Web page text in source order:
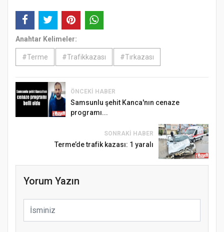
Anahtar Kelimeler:
#Terme #Trafikkazası #Tırkazası
ÖNCEKI HABER
Samsunlu şehit Kanca'nın cenaze
programı...
SONRAKI HABER
Terme’de trafik kazası: 1 yaralı
Yorum Yazın